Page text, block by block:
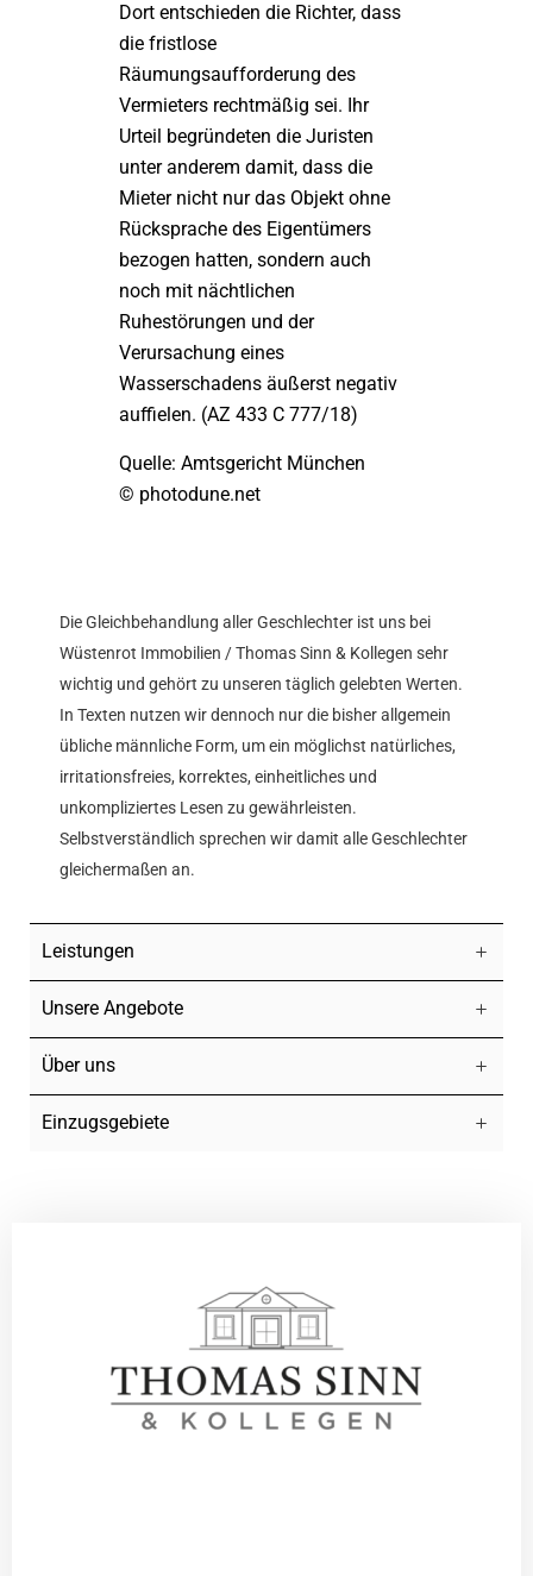
Dort entschieden die Richter, dass
die fristlose
Räumungsaufforderung des
Vermieters rechtmäßig sei. Ihr
Urteil begründeten die Juristen
unter anderem damit, dass die
Mieter nicht nur das Objekt ohne
Rücksprache des Eigentümers
bezogen hatten, sondern auch
noch mit nächtlichen
Ruhestörungen und der
Verursachung eines
Wasserschadens äußerst negativ
auffielen. (AZ 433 C 777/18)
Quelle: Amtsgericht München
© photodune.net
Die Gleichbehandlung aller Geschlechter ist uns bei
Wüstenrot Immobilien / Thomas Sinn & Kollegen sehr
wichtig und gehört zu unseren täglich gelebten Werten.
In Texten nutzen wir dennoch nur die bisher allgemein
übliche männliche Form, um ein möglichst natürliches,
irritationsfreies, korrektes, einheitliches und
unkompliziertes Lesen zu gewährleisten.
Selbstverständlich sprechen wir damit alle Geschlechter
gleichermaßen an.
Leistungen
Unsere Angebote
Über uns
Einzugsgebiete